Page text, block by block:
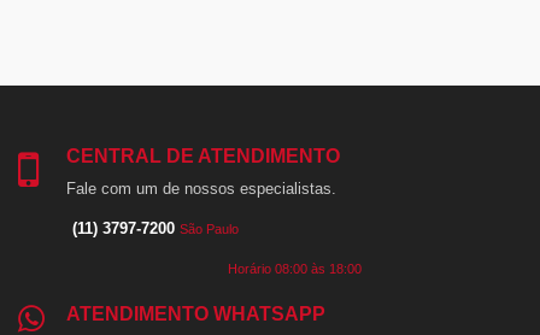
CENTRAL DE ATENDIMENTO
Fale com um de nossos especialistas.
(11) 3797-7200 São Paulo
Horário 08:00 às 18:00
ATENDIMENTO WHATSAPP